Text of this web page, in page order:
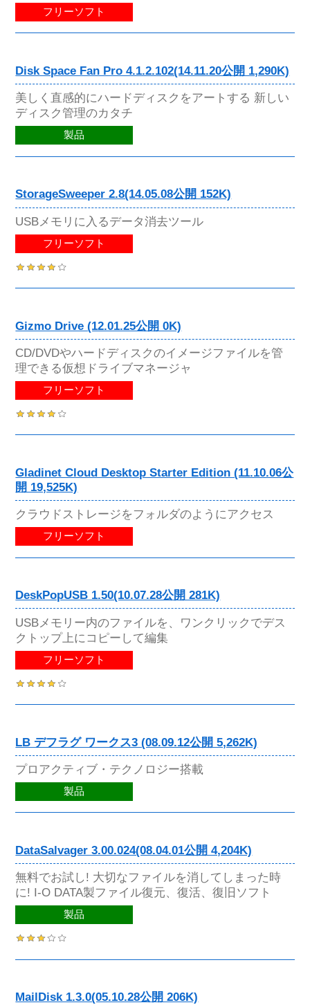
フリーソフト
Disk Space Fan Pro 4.1.2.102(14.11.20公開 1,290K)
美しく直感的にハードディスクをアートする 新しい
ディスク管理のカタチ
製品
StorageSweeper 2.8(14.05.08公開 152K)
USBメモリに入るデータ消去ツール
フリーソフト
Gizmo Drive (12.01.25公開 0K)
CD/DVDやハードディスクのイメージファイルを管
理できる仮想ドライブマネージャ
フリーソフト
Gladinet Cloud Desktop Starter Edition (11.10.06公
開 19,525K)
クラウドストレージをフォルダのようにアクセス
フリーソフト
DeskPopUSB 1.50(10.07.28公開 281K)
USBメモリー内のファイルを、ワンクリックでデス
クトップ上にコピーして編集
フリーソフト
LB デフラグ ワークス3 (08.09.12公開 5,262K)
プロアクティブ・テクノロジー搭載
製品
DataSalvager 3.00.024(08.04.01公開 4,204K)
無料でお試し! 大切なファイルを消してしまった時
に! I-O DATA製ファイル復元、復活、復旧ソフト
製品
MailDisk 1.3.0(05.10.28公開 206K)